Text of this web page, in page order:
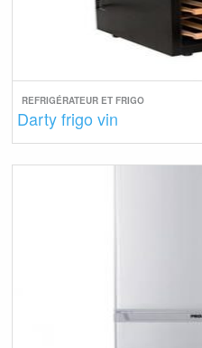
REFRIGÉRATEUR ET FRIGO
Darty frigo vin